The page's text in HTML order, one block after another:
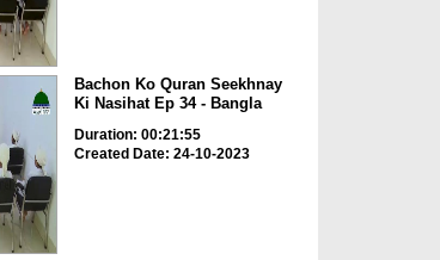
Bachon Ko Quran Seekhnay
Ki Nasihat Ep 34 - Bangla
Duration: 00:21:55
Created Date: 24-10-2023